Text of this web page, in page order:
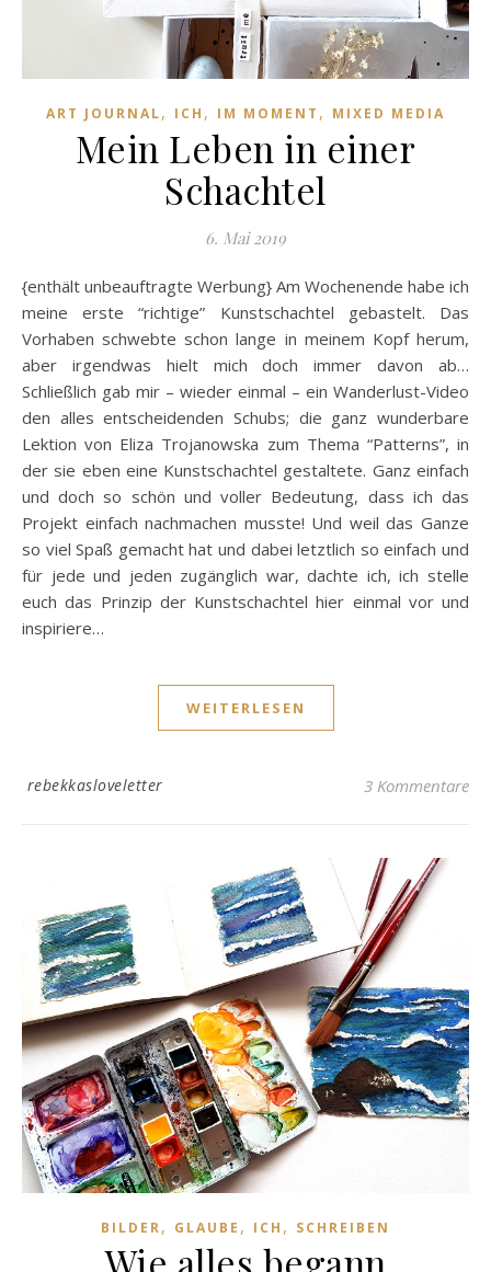
ART JOURNAL, ICH , IM MOMENT , MIXED MEDIA
Mein Leben in einer
Schachtel
6. Mai 2019
{enthält unbeauftragte Werbung} Am Wochenende habe ich
meine erste “richtige” Kunstschachtel gebastelt. Das
Vorhaben schwebte schon lange in meinem Kopf herum,
aber irgendwas hielt mich doch immer davon ab…
Schließlich gab mir – wieder einmal – ein Wanderlust-Video
den alles entscheidenden Schubs; die ganz wunderbare
Lektion von Eliza Trojanowska zum Thema “Patterns”, in
der sie eben eine Kunstschachtel gestaltete. Ganz einfach
und doch so schön und voller Bedeutung, dass ich das
Projekt einfach nachmachen musste! Und weil das Ganze
so viel Spaß gemacht hat und dabei letztlich so einfach und
für jede und jeden zugänglich war, dachte ich, ich stelle
euch das Prinzip der Kunstschachtel hier einmal vor und
inspiriere…
WEITERLESEN
rebekkasloveletter 3 Kommentare
BILDER, GLAUBE , ICH , SCHREIBEN
Wie alles begann